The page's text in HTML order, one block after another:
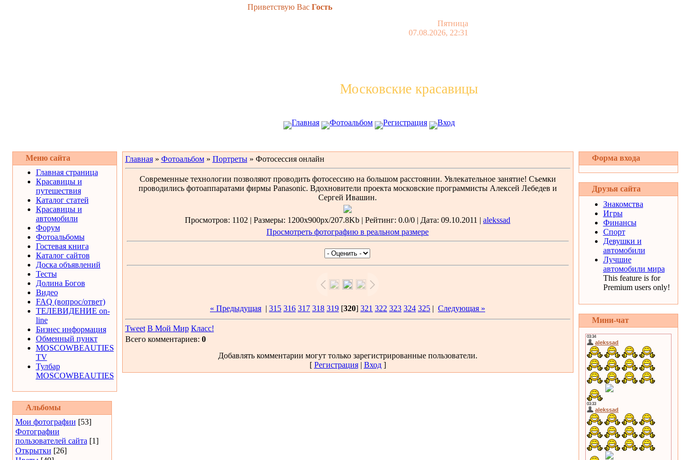
Приветствую Вас Гость
Пятница
07.08.2026, 22:31
Московские красавицы
Главная Фотоальбом Регистрация Вход
Меню сайта
Главная страница
Красавицы и
путешествия
Каталог статей
Красавицы и
автомобили
Форум
Фотоальбомы
Гостевая книга
Каталог сайтов
Доска объявлений
Тесты
Долина Богов
Видео
FAQ (вопрос/ответ)
ТЕЛЕВИДЕНИЕ on-
line
Бизнес информация
Обменный пункт
MOSCOWBEAUTIES
TV
Тулбар
MOSCOWBEAUTIES
Альбомы
Мои фотографии [53]
Фотографии
пользователей сайта [1]
Открытки [26]
Главная» Фотоальбом» Портреты» Фотосессия онлайн
Современные технологии позволяют проводить фотосессию на большом расстоянии. Увлекательное занятие! Съемки
проводились фотоаппаратами фирмы Panasonic. Вдохновители проекта московские программисты Алексей Лебедев и
Сергей Ивашин.
Просмотров: 1102 | Размеры: 1200x900px/207.8Kb | Рейтинг: 0.0/0 | Дата: 09.10.2011 | alekssad
Просмотреть фотографию в реальном размере
« Предыдущая | 315 316 317 318 319 [320] 321 322 323 324 325 | Следующая »
Tweet В Мой Мир Класс!
Всего комментариев: 0
Добавлять комментарии могут только зарегистрированные пользователи.
[ Регистрация| Вход]
Форма входа
Друзья сайта
Знакомства
Игры
Финансы
Спорт
Девушки и
автомобили
Лучшие
автомобили мира
This feature is for
Premium users only!
Мини-чат